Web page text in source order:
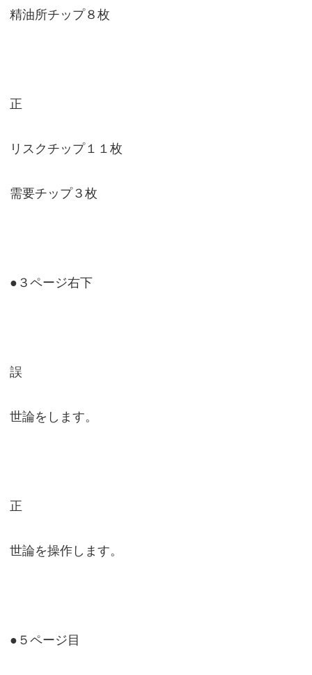
精油所チップ８枚
正
リスクチップ１１枚
需要チップ３枚
●３ページ右下
誤
世論をします。
正
世論を操作します。
●５ページ目